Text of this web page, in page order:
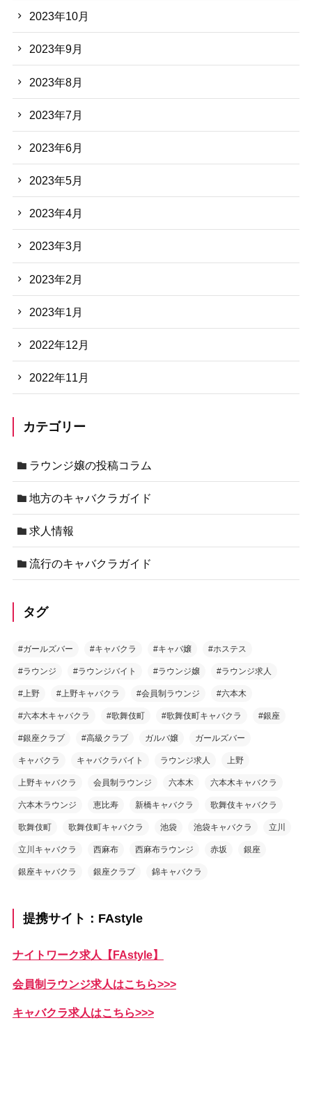
2023年10月
2023年9月
2023年8月
2023年7月
2023年6月
2023年5月
2023年4月
2023年3月
2023年2月
2023年1月
2022年12月
2022年11月
カテゴリー
ラウンジ嬢の投稿コラム
地方のキャバクラガイド
求人情報
流行のキャバクラガイド
タグ
#ガールズバー #キャバクラ #キャバ嬢 #ホステス
#ラウンジ #ラウンジバイト #ラウンジ嬢 #ラウンジ求人
#上野 #上野キャバクラ #会員制ラウンジ #六本木
#六本木キャバクラ #歌舞伎町 #歌舞伎町キャバクラ #銀座
#銀座クラブ #高級クラブ ガルバ嬢 ガールズバー
キャバクラ キャバクラバイト ラウンジ求人 上野
上野キャバクラ 会員制ラウンジ 六本木 六本木キャバクラ
六本木ラウンジ 恵比寿 新橋キャバクラ 歌舞伎キャバクラ
歌舞伎町 歌舞伎町キャバクラ 池袋 池袋キャバクラ 立川
立川キャバクラ 西麻布 西麻布ラウンジ 赤坂 銀座
銀座キャバクラ 銀座クラブ 錦キャバクラ
提携サイト：FAstyle
ナイトワーク求人【FAstyle】
会員制ラウンジ求人はこちら>>>
キャバクラ求人はこちら>>>